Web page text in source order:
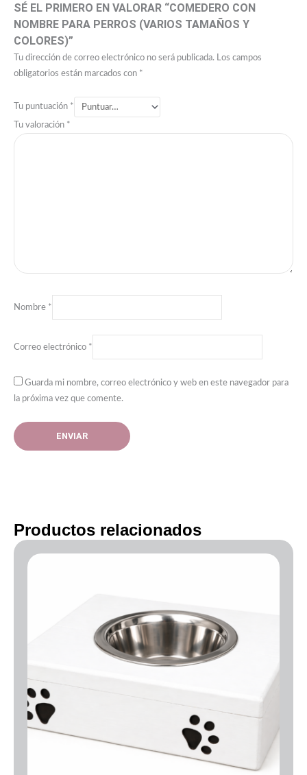
SÉ EL PRIMERO EN VALORAR “COMEDERO CON
NOMBRE PARA PERROS (VARIOS TAMAÑOS Y
COLORES)”
Tu dirección de correo electrónico no será publicada.
Los campos
obligatorios están marcados con *
Tu puntuación *
Tu valoración *
Nombre *
Correo electrónico *
Guarda mi nombre, correo electrónico y web en este navegador para
la próxima vez que comente.
Productos relacionados
de